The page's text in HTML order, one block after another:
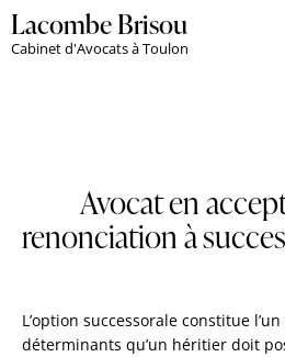
Lacombe Brisou
Cabinet d'Avocats à Toulon
Avocat en
renonciation à
L’option successorale constitue
déterminants qu’un héritier doit